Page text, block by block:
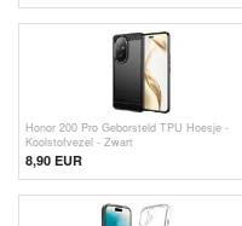
Honor 200 Pro Geborsteld TPU Hoesje -
Koolstofvezel - Zwart
8,90 EUR